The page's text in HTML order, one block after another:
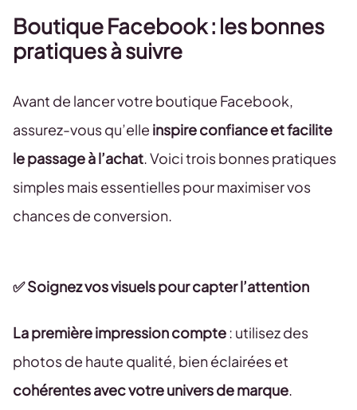
Boutique Facebook : les bonnes
pratiques à suivre
Avant de lancer votre boutique Facebook,
assurez-vous qu’elle inspire confiance et facilite
le passage à l’achat. Voici trois bonnes pratiques
simples mais essentielles pour maximiser vos
chances de conversion.
✅ Soignez vos visuels pour capter l’attention
La première impression compte: utilisez des
photos de haute qualité, bien éclairées et
cohérentes avec votre univers de marque.